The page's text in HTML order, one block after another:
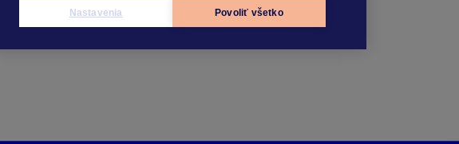
Nastavenia Povoliť všetko